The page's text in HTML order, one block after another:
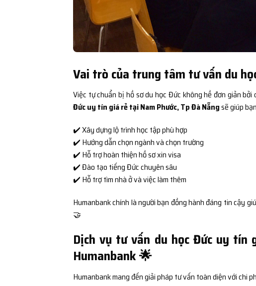
Vai trò của trung tâm tư vấn du
Việc tự chuẩn bị hồ sơ du học Đức không hề đơn giản
Đức uy tín giá rẻ tại Nam Phước, Tp Đà Nẵngsẽ giúp
✔️ Xây dựng lộ trình học tập phù hợp
✔️ Hướng dẫn chọn ngành và chọn trường
✔️ Hỗ trợ hoàn thiện hồ sơ xin visa
✔️ Đào tạo tiếng Đức chuyên sâu
✔️ Hỗ trợ tìm nhà ở và việc làm thêm
Humanbank chính là người bạn đồng hành đáng tin cậy
🤝
Dịch vụ tư vấn du học Đức uy tín
Humanbank 🌟
Humanbank mang đến giải pháp tư vấn toàn diện với chi